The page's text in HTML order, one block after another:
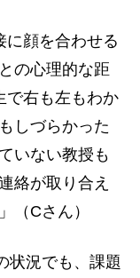
顔を合わせる
の心理的な距
で右も左もわか
しづらかった
いない教授も
絡が取り合え
（Cさん）
状況でも、課題